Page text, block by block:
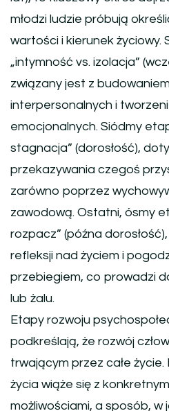
młodzi ludzie próbują
wartości i kierunek życiowy.
„intymność vs. izolacja”
związany jest z
interpersonalnych i
emocjonalnych. Siódmy
stagnacja” (dorosłość),
przekazywania czegoś
zarówno poprzez
zawodową. Ostatni, ósmy
rozpacz” (późna
refleksji nad życiem i
przebiegiem, co prowadzi
lub żalu.
Etapy rozwoju
podkreślają, że rozwój
trwającym przez całe
życia wiąże się z
możliwościami, a sposób, w